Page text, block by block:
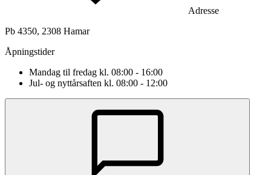
Adresse
Pb 4350, 2308 Hamar
Åpningstider
Mandag til fredag kl. 08:00 - 16:00
Jul- og nyttårsaften kl. 08:00 - 12:00